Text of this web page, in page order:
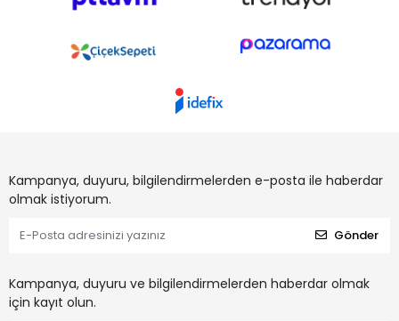
Kampanya, duyuru, bilgilendirmelerden e-posta ile haberdar
olmak istiyorum.
Gönder
Kampanya, duyuru ve bilgilendirmelerden haberdar olmak
için kayıt olun.